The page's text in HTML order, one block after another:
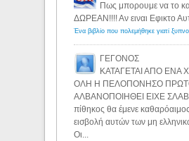
Πως μπορουμε να το
ΔΩΡΕΑΝ!!!! Αν ειναι Εφικτο
ΓΕΓΟΝΟΣ
ΚΑΤΑΓΕΤΑΙ ΑΠΟ ΕΝΑ
ΟΛΗ Η ΠΕΛΟΠΟΝΗΣΟ
ΑΛΒΑΝΟΠΟΙΗΘΕΙ ΕΙΧΕ
πίθηκος θα έμενε
εισβολή αυτών των μη
Οι...